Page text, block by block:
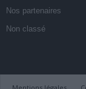
Nos partenaires
Non classé